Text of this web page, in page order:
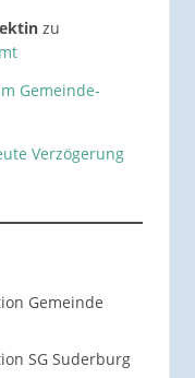
zu
Gemeinde-
Verzögerung
Gemeinde
SG Suderburg